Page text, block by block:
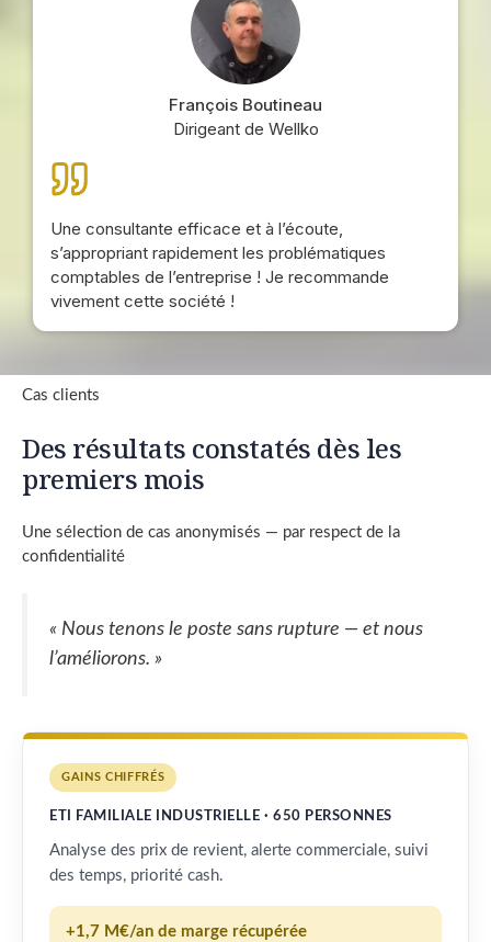
François Boutineau
Dirigeant de Wellko
Une consultante efficace et à l’écoute,
s’appropriant rapidement les problématiques
comptables de l’entreprise ! Je recommande
vivement cette société !
Cas clients
Des résultats constatés dès les
premiers mois
Une sélection de cas anonymisés — par respect de la
confidentialité
« Nous tenons le poste sans rupture — et nous
l’améliorons. »
GAINS CHIFFRÉS
ETI FAMILIALE INDUSTRIELLE · 650 PERSONNES
Analyse des prix de revient, alerte commerciale, suivi
des temps, priorité cash.
+1,7 M€/an de marge récupérée